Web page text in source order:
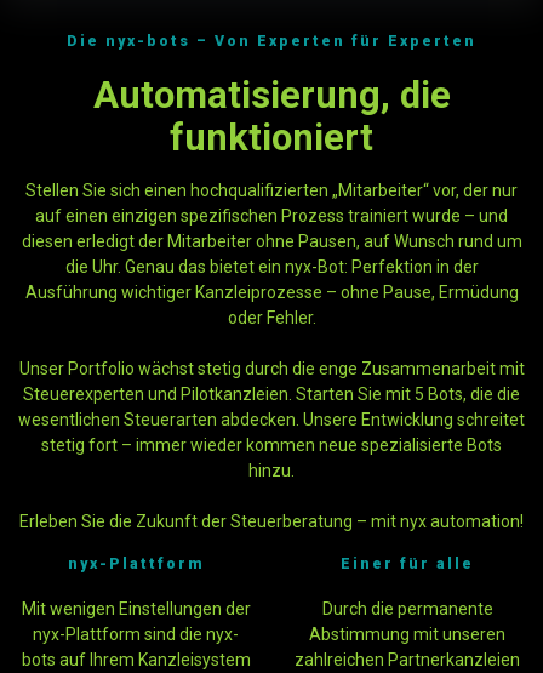
Die nyx-bots – Von Experten für Experten
Automatisierung, die
funktioniert
Stellen Sie sich einen hochqualifizierten „Mitarbeiter“ vor, der nur
auf einen einzigen spezifischen Prozess trainiert wurde – und
diesen erledigt der Mitarbeiter ohne Pausen, auf Wunsch rund um
die Uhr. Genau das bietet ein nyx-Bot: Perfektion in der
Ausführung wichtiger Kanzleiprozesse – ohne Pause, Ermüdung
oder Fehler.
Unser Portfolio wächst stetig durch die enge Zusammenarbeit mit
Steuerexperten und Pilotkanzleien. Starten Sie mit 5 Bots, die die
wesentlichen Steuerarten abdecken. Unsere Entwicklung schreitet
stetig fort – immer wieder kommen neue spezialisierte Bots
hinzu.
Erleben Sie die Zukunft der Steuerberatung – mit nyx automation!
nyx-Plattform
Mit wenigen Einstellungen der
nyx-Plattform sind die nyx-
bots auf Ihrem Kanzleisystem
Einer für alle
Durch die permanente
Abstimmung mit unseren
zahlreichen Partnerkanzleien